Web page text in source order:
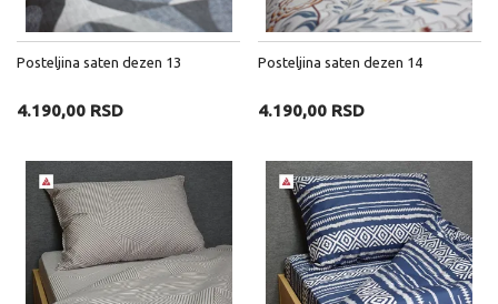
Posteljina saten dezen 13
4.190,00 RSD
Posteljina saten dezen 14
4.190,00 RSD